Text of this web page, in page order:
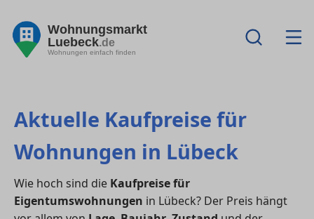
Wohnungsmarkt
Luebeck.de
Wohnungen einfach finden
Aktuelle Kaufpreise für
Wohnungen in Lübeck
Wie hoch sind die Kaufpreise für
Eigentumswohnungen in Lübeck? Der Preis hängt